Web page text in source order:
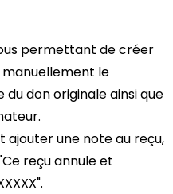
permettant de créer
manuellement le
don originale ainsi que
ajouter une note au reçu,
reçu annule et